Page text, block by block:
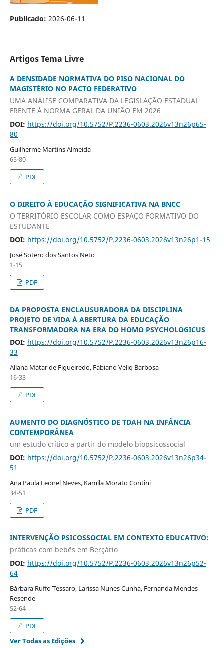
Publicado: 2026-06-11
Artigos Tema Livre
A DENSIDADE NORMATIVA DO PISO NACIONAL DO
MAGISTÉRIO NO PACTO FEDERATIVO
UMA ANÁLISE COMPARATIVA DA LEGISLAÇÃO ESTADUAL
FRENTE À NORMA GERAL DA UNIÃO EM 2026
DOI: https://doi.org/10.5752/P.2236-0603.2026v13n26p65-
80
Guilherme Martins Almeida
65-80
PDF
O DIREITO À EDUCAÇÃO SIGNIFICATIVA NA BNCC
O TERRITÓRIO ESCOLAR COMO ESPAÇO FORMATIVO DO
ESTUDANTE
DOI: https://doi.org/10.5752/P.2236-0603.2026v13n26p1-15
José Sotero dos Santos Neto
1-15
PDF
DA PROPOSTA ENCLAUSURADORA DA DISCIPLINA
PROJETO DE VIDA À ABERTURA DA EDUCAÇÃO
TRANSFORMADORA NA ERA DO HOMO PSYCHOLOGICUS
DOI: https://doi.org/10.5752/P.2236-0603.2026v13n26p16-
33
Allana Mátar de Figueiredo, Fabiano Veliq Barbosa
16-33
PDF
AUMENTO DO DIAGNÓSTICO DE TDAH NA INFÂNCIA
CONTEMPORÂNEA
um estudo crítico a partir do modelo biopsicossocial
DOI: https://doi.org/10.5752/P.2236-0603.2026v13n26p34-
51
Ana Paula Leonel Neves, Kamila Morato Contini
34-51
PDF
INTERVENÇÃO PSICOSSOCIAL EM CONTEXTO EDUCATIVO:
práticas com bebês em Berçário
DOI: https://doi.org/10.5752/P.2236-0603.2026v13n26p52-
64
Bárbara Ruffo Tessaro, Larissa Nunes Cunha, Fernanda Mendes
Resende
52-64
PDF
Ver Todas as Edições